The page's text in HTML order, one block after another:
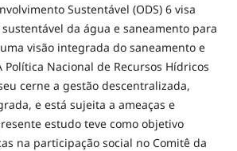
Sustentável (ODS) 6 visa
da água e saneamento para
visão integrada do saneamento e
Nacional de Recursos Hídricos
cerne a gestão descentralizada,
e está sujeita a ameaças e
estudo teve como objetivo
na participação social no Comitê da